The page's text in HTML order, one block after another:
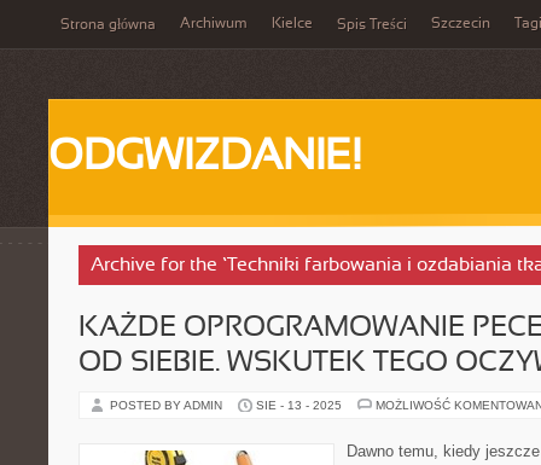
Strona główna Archiwum Kielce Spis Treści Szczecin Tagi
ODGWIZDANIE!
Archive for the ‘Techniki farbowania i ozdabiania
KAŻDE OPROGRAMOWANIE
OD SIEBIE. WSKUTEK TEGO
POSTED BY ADMIN SIE - 13 - 2025 MOŻLIWOŚĆ
Dawno temu, kiedy jeszcze